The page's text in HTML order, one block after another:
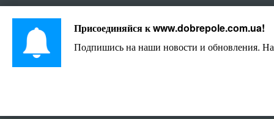
Присоединяйся кwww.dobrepole.com.ua!
Подпишись на наши новости и обновления.